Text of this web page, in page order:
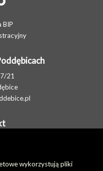
wykorzystują pliki
BIP
21
Podawcza